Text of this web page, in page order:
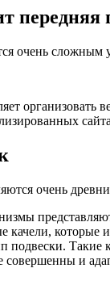
передняя
очень сложным
очень
качели,
подвески. Такие
совершенны и